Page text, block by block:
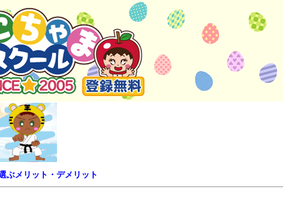
ぶメリット・デメリット